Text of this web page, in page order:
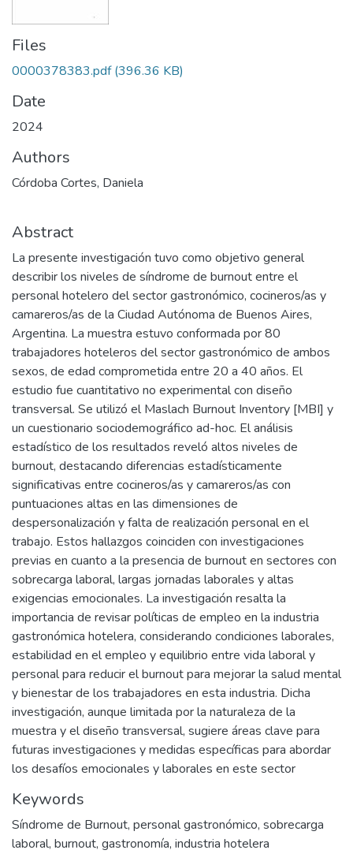
Files
0000378383.pdf (396.36 KB)
Date
2024
Authors
Córdoba Cortes, Daniela
Abstract
La presente investigación tuvo como objetivo general
describir los niveles de síndrome de burnout entre el
personal hotelero del sector gastronómico, cocineros/as y
camareros/as de la Ciudad Autónoma de Buenos Aires,
Argentina. La muestra estuvo conformada por 80
trabajadores hoteleros del sector gastronómico de ambos
sexos, de edad comprometida entre 20 a 40 años. El
estudio fue cuantitativo no experimental con diseño
transversal. Se utilizó el Maslach Burnout Inventory [MBI] y
un cuestionario sociodemográfico ad-hoc. El análisis
estadístico de los resultados reveló altos niveles de
burnout, destacando diferencias estadísticamente
significativas entre cocineros/as y camareros/as con
puntuaciones altas en las dimensiones de
despersonalización y falta de realización personal en el
trabajo. Estos hallazgos coinciden con investigaciones
previas en cuanto a la presencia de burnout en sectores con
sobrecarga laboral, largas jornadas laborales y altas
exigencias emocionales. La investigación resalta la
importancia de revisar políticas de empleo en la industria
gastronómica hotelera, considerando condiciones laborales,
estabilidad en el empleo y equilibrio entre vida laboral y
personal para reducir el burnout para mejorar la salud mental
y bienestar de los trabajadores en esta industria. Dicha
investigación, aunque limitada por la naturaleza de la
muestra y el diseño transversal, sugiere áreas clave para
futuras investigaciones y medidas específicas para abordar
los desafíos emocionales y laborales en este sector
Keywords
Síndrome de Burnout, personal gastronómico, sobrecarga
laboral, burnout, gastronomía, industria hotelera